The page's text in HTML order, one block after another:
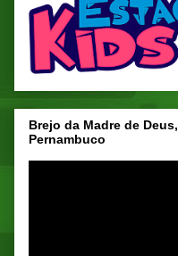
Brejo da Madre de Deus,
Pernambuco